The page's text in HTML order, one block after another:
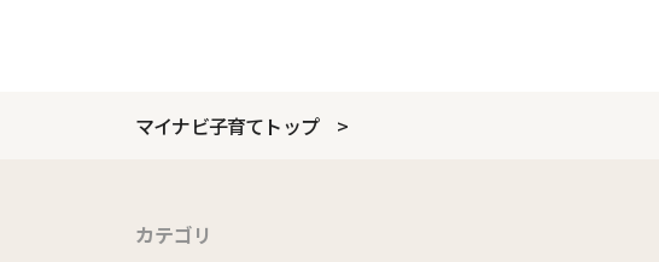
マイナビ子育てトップ
カテゴリ